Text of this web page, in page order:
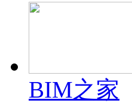
BIM之家